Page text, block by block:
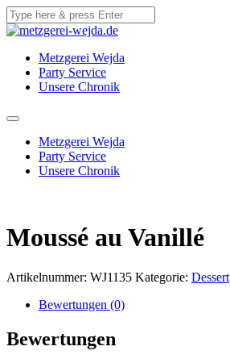
Metzgerei Wejda
Party Service
Unsere Chronik
Metzgerei Wejda
Party Service
Unsere Chronik
Moussé au Vanillé
Artikelnummer: WJ1135 Kategorie: Dessert
Bewertungen (0)
Bewertungen